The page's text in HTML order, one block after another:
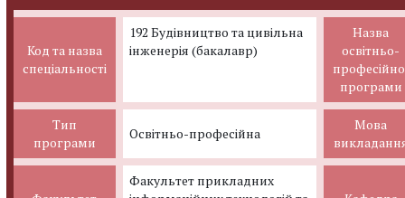
Код та назва
спеціальності
Назва
освітньо-
програми
192 Будівництво та цивільна
інженерія (бакалавр)
Тип
програми
Освітньо-професійна
Мова
Факультет прикладних